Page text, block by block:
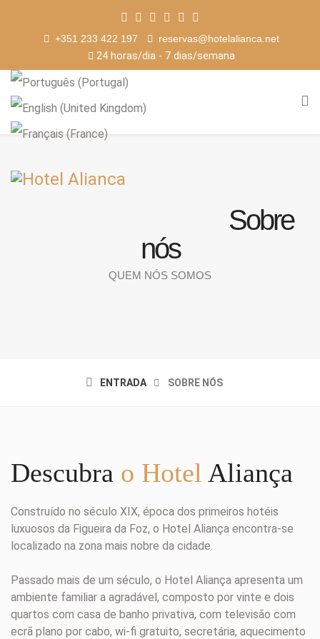
+351 233 422 197
reservas@hotelalianca.net
24 horas/dia - 7 dias/semana
Sobre
nós
QUEM NÓS SOMOS
ENTRADA SOBRE NÓS
Descubra o Hotel Aliança
Construído no século XIX, época dos primeiros hotéis
luxuosos da Figueira da Foz, o Hotel Aliança encontra-se
localizado na zona mais nobre da cidade.
Passado mais de um século, o Hotel Aliança apresenta um
ambiente familiar a agradável, composto por vinte e dois
quartos com casa de banho privativa, com televisão com
ecrã plano por cabo, wi-fi gratuito, secretária, aquecimento